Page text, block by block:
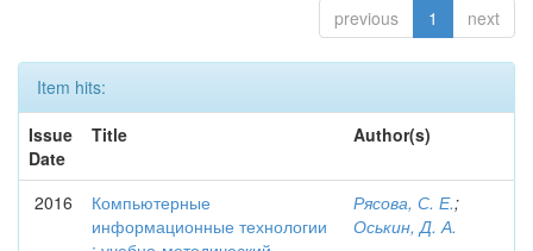
previous 1 next
Item hits:
Issue
Date
Title Author(s)
2016
Компьютерные
информационные технологии
Рясова, С. Е.;
Оськин, Д. А.